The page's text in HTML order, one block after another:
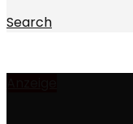
Search